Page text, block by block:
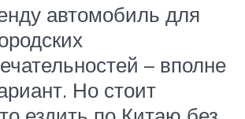
автомобиль для
– вполне
Но стоит